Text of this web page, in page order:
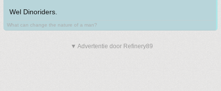
Wel Dinoriders.
What can change the nature of a man?
▼ Advertentie door Refinery89